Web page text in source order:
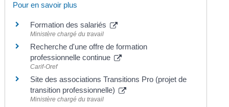
Pour en savoir plus
Formation des salariés
Ministère chargé du travail
Recherche d'une offre de formation
professionnelle continue
Carif-Oref
Site des associations Transitions Pro (projet de
transition professionnelle)
Ministère chargé du travail